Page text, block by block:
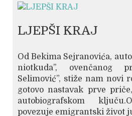
LJEPŠI KRAJ
Od Bekima Sejranovića,
niotkuda’’, ovenčanog
Selimović”, stiže nam novi
gotovo nastavak prve
autobiografskom
povezuje emigrantski život